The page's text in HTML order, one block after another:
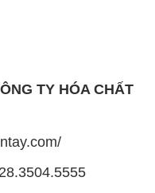
TY HÓA CHẤT